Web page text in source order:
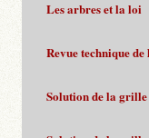
Les arbres et la loi
Revue technique
Solution de la grille